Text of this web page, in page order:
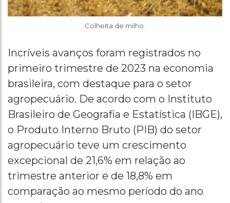
Colheita de milho.
Incríveis avanços foram registrados no
primeiro trimestre de 2023 na economia
brasileira, com destaque para o setor
agropecuário. De acordo com o Instituto
Brasileiro de Geografia e Estatística (IBGE),
o Produto Interno Bruto (PIB) do setor
agropecuário teve um crescimento
excepcional de 21,6% em relação ao
trimestre anterior e de 18,8% em
comparação ao mesmo período do ano